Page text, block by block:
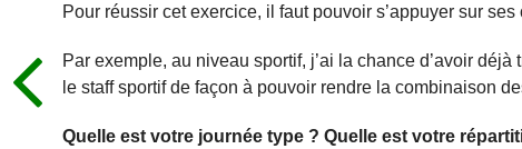
Pour réussir cet exercice, il faut pouvoir s’appuyer sur
Par exemple, au niveau sportif, j’ai la chance d’avoir
le staff sportif de façon à pouvoir rendre la combinaison
Quelle est votre journée type ? Quelle est votre